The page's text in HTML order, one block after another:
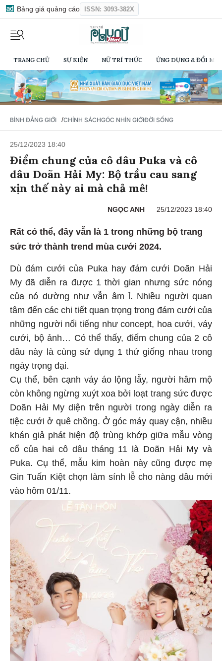
Bảng giá quảng cáo ISSN: 3093-382X
TRANG CHỦ SỰ KIỆN NỮ TRÍ THỨC ỨNG DỤNG & ĐỔI
BÌNH ĐẲNG GIỚI /CHÍNH SÁCHGÓC NHÌN GIỚIĐỜI SỐNG
25/12/2023 18:40
Điểm chung của cô dâu Puka và cô
dâu Doãn Hải My: Bộ trầu cau sang
xịn thế này ai mà chả mê!
NGỌC ANH 25/12/2023 18:40
Rất có thể, đây vẫn là 1 trong những bộ trang
sức trở thành trend mùa cưới 2024.
Dù đám cưới của Puka hay đám cưới Doãn Hải
My đã diễn ra được 1 thời gian nhưng sức nóng
của nó dường như vẫn âm ỉ. Nhiều người quan
tâm đến các chi tiết quan trọng trong đám cưới của
những người nổi tiếng như concept, hoa cưới, váy
cưới, bộ ảnh… Có thể thấy, điểm chung của 2 cô
dâu này là cùng sử dụng 1 thứ giống nhau trong
ngày trọng đại.
Cụ thể, bên cạnh váy áo lộng lẫy, người hâm mộ
còn không ngừng xuýt xoa bởi loạt trang sức được
Doãn Hải My diện trên người trong ngày diễn ra
tiệc cưới ở quê chồng. Ở góc máy quay cận, nhiều
khán giả phát hiện độ trùng khớp giữa mẫu vòng
cổ của hai cô dâu tháng 11 là Doãn Hải My và
Puka. Cụ thể, mẫu kim hoàn này cũng được mẹ
Gin Tuấn Kiệt chọn làm sính lễ cho nàng dâu mới
vào hôm 01/11.